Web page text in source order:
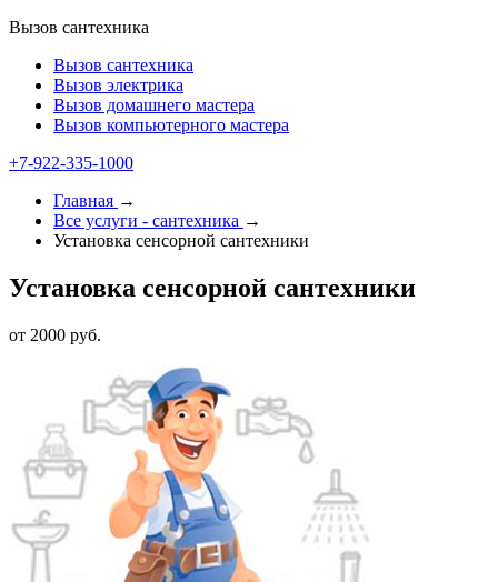
Вызов сантехника
Вызов сантехника
Вызов электрика
Вызов домашнего мастера
Вызов компьютерного мастера
+7-922-335-1000
Главная →
Все услуги - cантехника →
Установка сенсорной сантехники
Установка сенсорной сантехники
от 2000 руб.